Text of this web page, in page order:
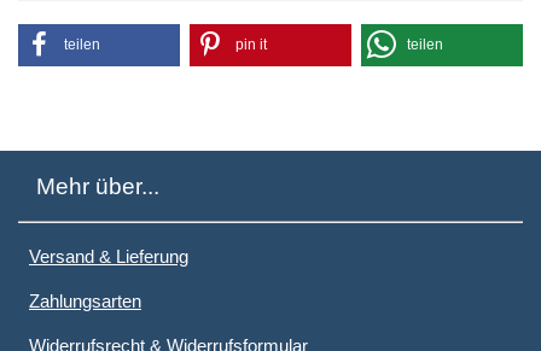
teilen pin it teilen
Mehr über...
Versand & Lieferung
Zahlungsarten
Widerrufsrecht & Widerrufsformular